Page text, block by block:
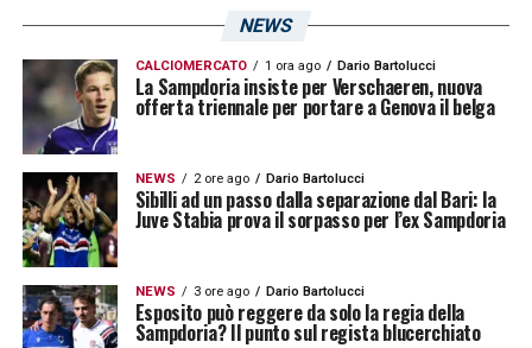
NEWS
CALCIOMERCATO 1 ora ago Dario Bartolucci
La Sampdoria insiste per Verschaeren, nuova
offerta triennale per portare a Genova il belga
NEWS 2 ore ago Dario Bartolucci
Sibilli ad un passo dalla separazione dal Bari: la
Juve Stabia prova il sorpasso per l’ex Sampdoria
NEWS 3 ore ago Dario Bartolucci
Esposito può reggere da solo la regia della
Sampdoria? Il punto sul regista blucerchiato